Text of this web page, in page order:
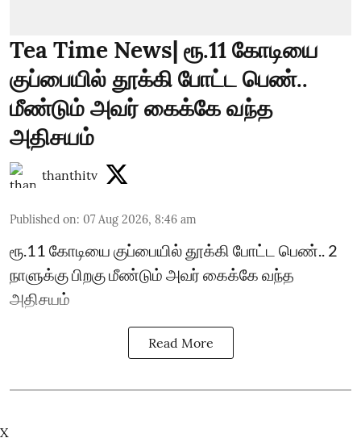
Tea Time News| ரூ.11 கோடியை
குப்பையில் தூக்கி போட்ட பெண்..
மீண்டும் அவர் கைக்கே வந்த
அதிசயம்
thanthitv
Published on: 07 Aug 2026, 8:46 am
ரூ.11 கோடியை குப்பையில் தூக்கி போட்ட பெண்.. 2
நாளுக்கு பிறகு மீண்டும் அவர் கைக்கே வந்த
அதிசயம்
Read More
X